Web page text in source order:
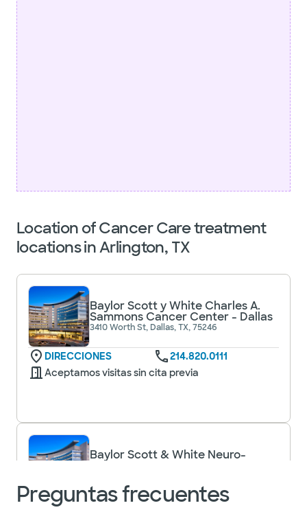
Location of Cancer Care treatment
locations in Arlington, TX
Baylor Scott y White Charles A.
Sammons Cancer Center - Dallas
3410 Worth St, Dallas, TX, 75246
DIRECCIONES
214.820.0111
Aceptamos visitas sin cita previa
Baylor Scott & White Neuro-
Oncology Associates
DIRECCIONES
214.820.8690
Preguntas frecuentes